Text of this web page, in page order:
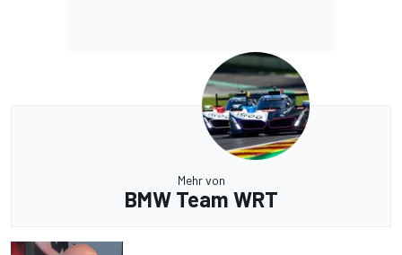
Mehr von
BMW Team WRT